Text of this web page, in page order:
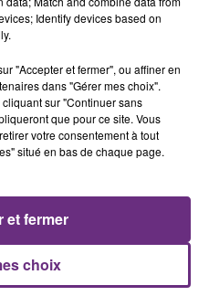
que la centrale
l'arrêt. Une situation
intense qui est toujours
du centre-ville
est contraint de
Identify devices based on
"Accepter et fermer", ou affiner en
dans "Gérer mes choix".
sur "Continuer sans
que pour ce site. Vous
votre consentement à tout
situé en bas de chaque page.
choix
et fermer